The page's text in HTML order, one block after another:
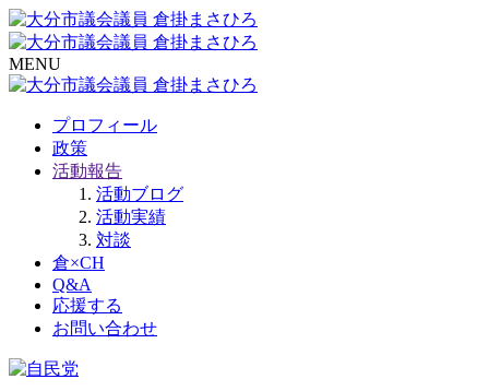
MENU
プロフィール
政策
活動報告
活動ブログ
活動実績
対談
倉×CH
Q&A
応援する
お問い合わせ